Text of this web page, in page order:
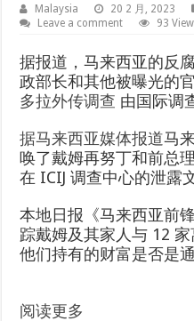
Malaysia 20 2 月, 2023
Leave a comment
93
据报道，马来西亚的反
政部长和其他被曝光的
多拉外传调查 由国际调
据马来西亚媒体报道马
唤了戴姆再努丁和前总
在 ICIJ 调查中心的泄露
本地日报《马来西亚前
踪戴姆及其家人与 12
他们持有的财富是否是
阅读更多